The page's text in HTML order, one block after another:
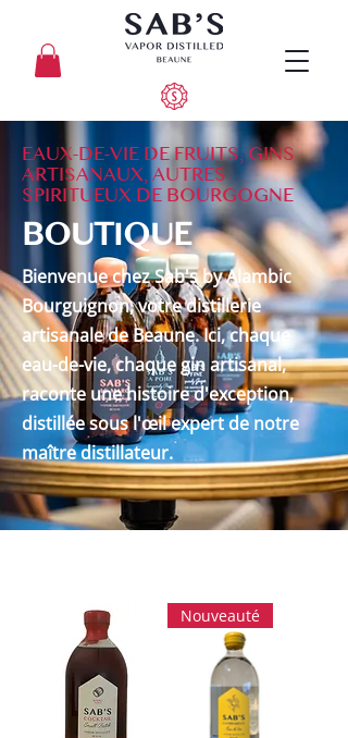
EAUX-DE-VIE DE FRUITS, GINS
ARTISANAUX, AUTRES
SPIRITUEUX DE BOURGOGNE
BOUTIQUE
Bienvenue chez Sab's by Alambic
Bourguignon, votre distillerie
artisanale de Beaune. Ici, chaque
eau-de-vie, chaque gin artisanal,
raconte une histoire d'exception,
distillée sous l'œil expert de notre
maître distillateur.
Nouveauté